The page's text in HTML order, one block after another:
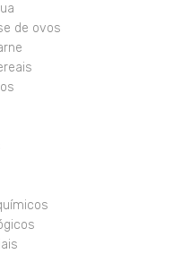
de ovos